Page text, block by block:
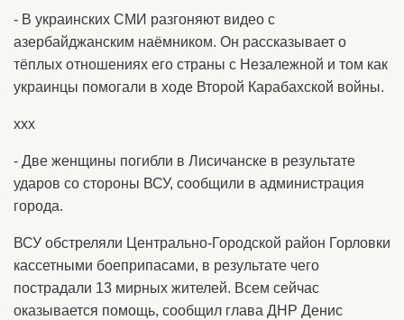
- В украинских СМИ разгоняют видео с
азербайджанским наёмником. Он рассказывает о
тёплых отношениях его страны с Незалежной и том как
украинцы помогали в ходе Второй Карабахской войны.
ххх
- Две женщины погибли в Лисичанске в результате
ударов со стороны ВСУ, сообщили в администрация
города.
ВСУ обстреляли Центрально-Городской район Горловки
кассетными боеприпасами, в результате чего
пострадали 13 мирных жителей. Всем сейчас
оказывается помощь, сообщил глава ДНР Денис